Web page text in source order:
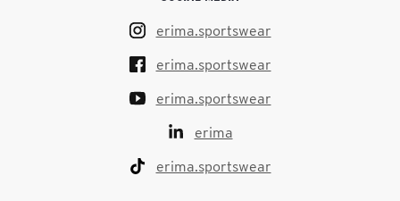
erima.sportswear
erima.sportswear
erima.sportswear
erima
erima.sportswear